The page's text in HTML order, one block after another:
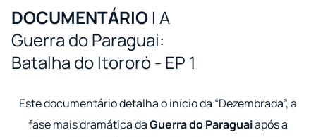
DOCUMENTÁRIO I A
Guerra do Paraguai:
Batalha do Itororó - EP 1
Este documentário detalha o início da “Dezembrada”, a
fase mais dramática daGuerra do Paraguaiapós a